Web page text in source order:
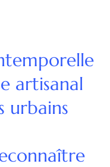
artisanal
urbains